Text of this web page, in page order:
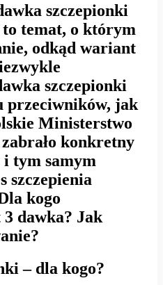
szczepionki
temat, o którym
odkąd wariant
szczepionki
przeciwników, jak
Ministerstwo
konkretny
i tym samym
szczepienia
kogo
3 dawka? Jak
– dla kogo?